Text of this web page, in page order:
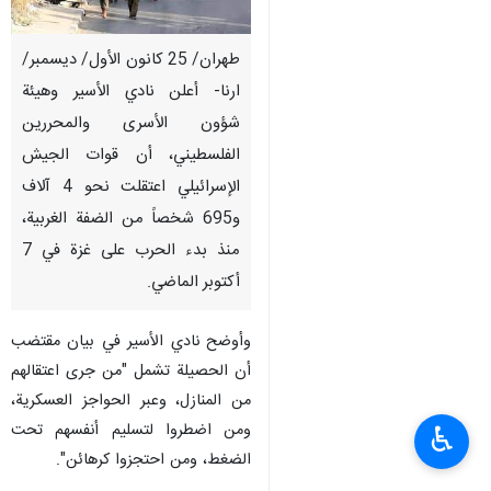
طهران/ 25 كانون الأول/ ديسمبر/
ارنا- أعلن نادي الأسير وهيئة
شؤون الأسرى والمحررين
الفلسطيني، أن قوات الجيش
الإسرائيلي اعتقلت نحو 4 آلاف
و695 شخصاً من الضفة الغربية،
منذ بدء الحرب على غزة في 7
أكتوبر الماضي.
وأوضح نادي الأسير في بيان مقتضب
أن الحصيلة تشمل "من جرى اعتقالهم
من المنازل، وعبر الحواجز العسكرية،
ومن اضطروا لتسليم أنفسهم تحت
الضغط، ومن احتجزوا كرهائن".
♿︎